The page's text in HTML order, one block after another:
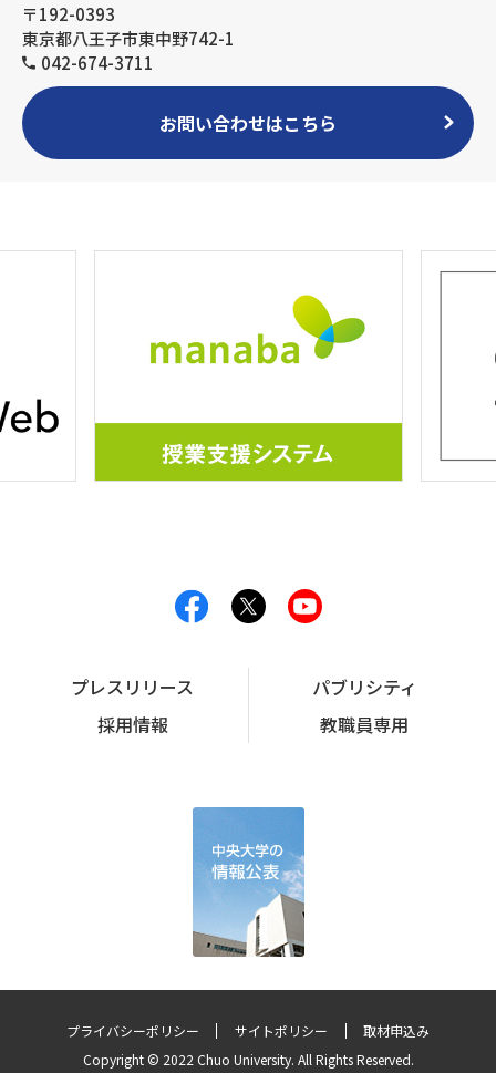
〒192-0393
東京都八王子市東中野742-1
042-674-3711
お問い合わせはこちら
プレスリリース
パブリシティ
採用情報
教職員専用
プライバシーポリシー サイトポリシー
取材申込み
Copyright © 2022 Chuo University. All Rights Reserved.